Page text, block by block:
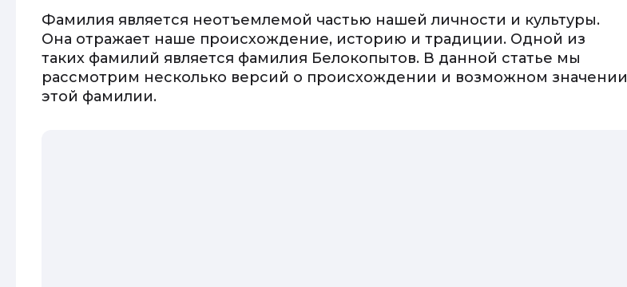
Фамилия является неотъемлемой частью нашей личности и культуры.
Она отражает наше происхождение, историю и традиции. Одной из
таких фамилий является фамилия Белокопытов. В данной статье мы
рассмотрим несколько версий о происхождении и возможном значении
этой фамилии.